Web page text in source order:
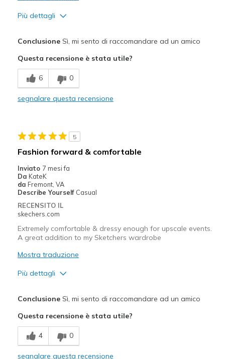
Più dettagli
Comfortable
Stylish
Travel
Width
Sizing
View On Shoes
Shoes are for Wearing
ConclusioneSì, mi sento di raccomandare ad un amico
Questa recensione è stata utile?
6 0
segnalare questa recensione
5
Fashion forward & comfortable
Inviato 7 mesi fa
Da KateK
da Fremont, VA
Describe Yourself Casual
RECENSITO IL
skechers.com
Extremely comfortable & dressy enough for upscale events.
A great addition to my Sketchers wardrobe
Mostra traduzione
Più dettagli
Comfortable
Migliori Utilizzi:
ConclusioneSì, mi sento di raccomandare ad un amico
Questa recensione è stata utile?
4 0
segnalare questa recensione